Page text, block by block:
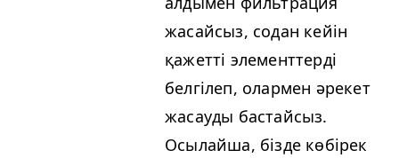
жасайсыз, содан кейін
қажетті элементтерді
белгілеп, олармен әрекет
жасауды бастайсыз.
Осылайша, бізде көбірек